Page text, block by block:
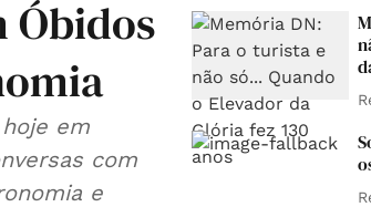
Óbidos
em
com
e